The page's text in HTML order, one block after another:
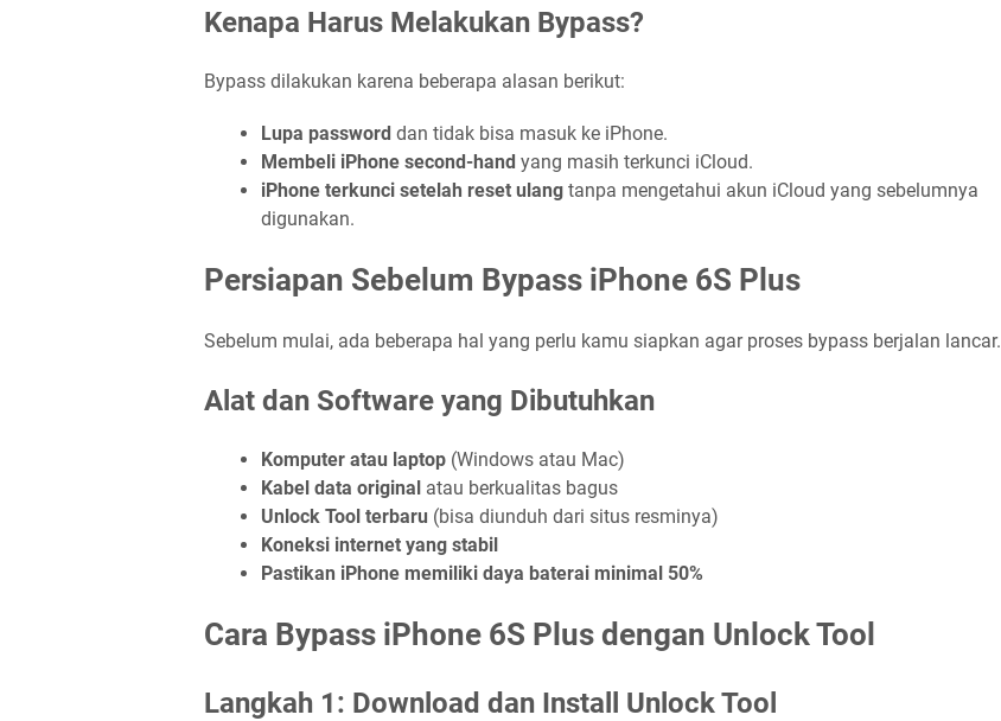
Kenapa Harus Melakukan Bypass?
Bypass dilakukan karena beberapa alasan berikut:
Lupa password dan tidak bisa masuk ke iPhone.
Membeli iPhone second-hand yang masih terkunci iCloud.
iPhone terkunci setelah reset ulang tanpa mengetahui akun iCloud yang sebelumnya
digunakan.
Persiapan Sebelum Bypass iPhone 6S Plus
Sebelum mulai, ada beberapa hal yang perlu kamu siapkan agar proses bypass berjalan lancar.
Alat dan Software yang Dibutuhkan
Komputer atau laptop (Windows atau Mac)
Kabel data original atau berkualitas bagus
Unlock Tool terbaru (bisa diunduh dari situs resminya)
Koneksi internet yang stabil
Pastikan iPhone memiliki daya baterai minimal 50%
Cara Bypass iPhone 6S Plus dengan Unlock Tool
Langkah 1: Download dan Install Unlock Tool